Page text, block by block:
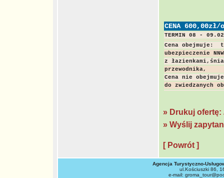
CENA 600,00zł/
TERMIN 08 -
do zwiedzanych
» Drukuj ofertę:
» Wyślij
[ Powrót ]
Agencja Turystyczno-
ul.Kościuszki 86,
e-mail: